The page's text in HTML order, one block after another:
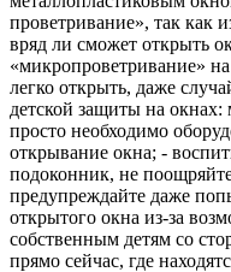
проветривание», так как
вряд ли сможет открыть
«микропроветривание»
легко открыть, даже
детской защиты на окнах:
просто необходимо
открывание окна; -
подоконник, не поощряйте
предупреждайте даже
открытого окна из-за
собственным детям со
прямо сейчас, где